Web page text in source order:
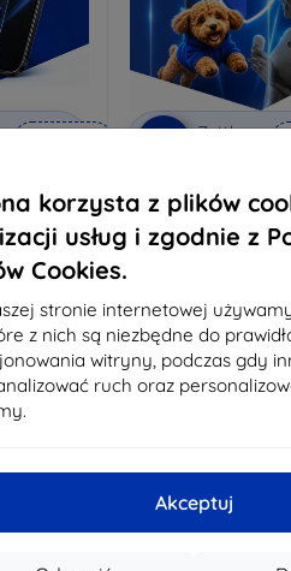
korzysta z plików
usług i zgodnie z
Cookies.
stronie internetowej
z nich są niezbędne do
witryny, podczas gdy
ruch oraz
Akceptuj
szkło
miarę
5 szt.
Zniżka z
3mk Pure Matt
ochronne
Wykonane na
42,21 zł
Na stanie: > 5